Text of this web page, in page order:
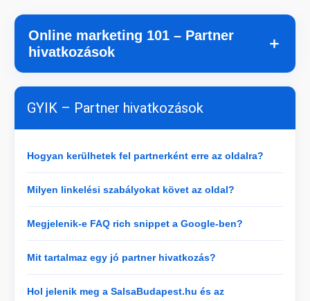
Online marketing 101 – Partner
hivatkozások
＋
GYIK – Partner hivatkozások
Hogyan kerülhetek fel partnerként erre az oldalra?
Milyen linkelési szabályokat követ az oldal?
Megjelenik-e FAQ rich snippet a Google-ben?
Mit tartalmaz egy jó partner hivatkozás?
Hol jelenik meg a SalsaBudapest.hu és az